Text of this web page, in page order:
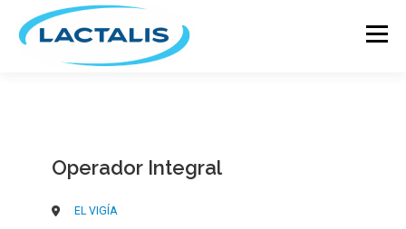
Menú
MARCAS Y PRODUCTOS ACTUALIDAD
Operador Integral
EL VIGÍA